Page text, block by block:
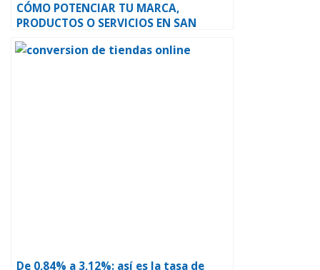
CÓMO POTENCIAR TU MARCA,
PRODUCTOS O SERVICIOS EN SAN
VALENTÍN A TRAVÉS DEL MARKETING
ONLINE
De 0,84% a 3,12%: así es la tasa de